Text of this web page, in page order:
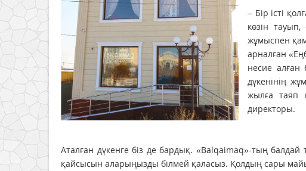
– Бір істі
көзін тауып,
жұмыспен
арналған
несие алған
дүкенінің
жылға таяп
директоры.
Аталған дүкенге біз де бардық. «Balqaimaq»-тың балдай
қайсысын аларыңызды білмей қаласыз. Қолдың сары